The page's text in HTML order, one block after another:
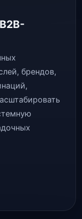
брендов,